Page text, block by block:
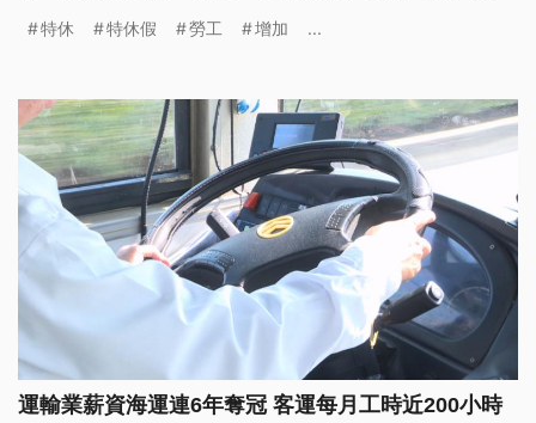
致特休可能「看得到，吃不到」。
特休 特休假 勞工 增加 ...
運輸業薪資海運連6年奪冠 客運每月工時近200小時